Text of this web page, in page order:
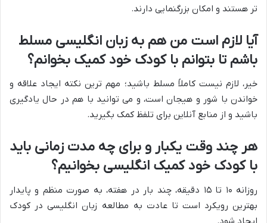
تر هستند و امکان بزرگنمایی دارند.
آیا لازم است من هم به زبان انگلیسی مسلط
باشم تا بتوانم با کودک خود کمیک بخوانم؟
خیر، لازم نیست کاملاً مسلط باشید؛ مهم ترین نکته ایجاد علاقه و
خواندن با شور و هیجان است، و می توانید با هم در حال یادگیری
باشید و از منابع آنلاین برای تلفظ کمک بگیرید.
هر چند وقت یکبار و برای چه مدت زمانی باید
با کودک خود کمیک انگلیسی بخوانیم؟
روزانه ۱۰ تا ۱۵ دقیقه، چند بار در هفته، به صورت منظم و پایدار
بهترین رویکرد است تا عادت به مطالعه زبان انگلیسی در کودک